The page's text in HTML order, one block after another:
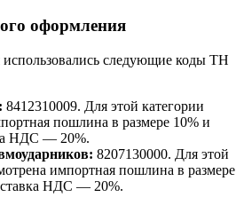
оформления
следующие коды ТН
8412310009. Для этой категории
пошлина в размере 10% и
НДС — 20%.
8207130000. Для этой
импортная пошлина в размере
ставка НДС — 20%.